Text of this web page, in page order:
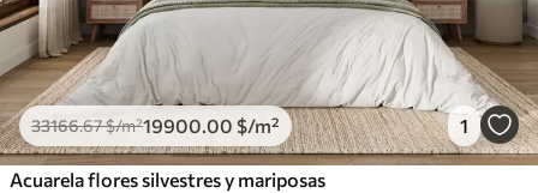
33166.67$/m²19900.00 $/m² 1
Acuarela flores silvestres y mariposas